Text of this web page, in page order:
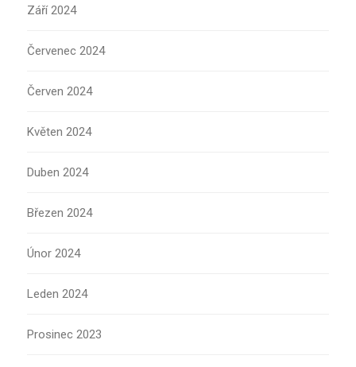
Září 2024
Červenec 2024
Červen 2024
Květen 2024
Duben 2024
Březen 2024
Únor 2024
Leden 2024
Prosinec 2023